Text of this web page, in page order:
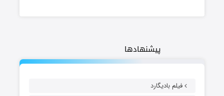
پیشنهادها
فیلم بادیگارد